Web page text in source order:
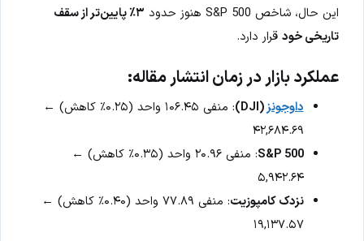
این حال، شاخص S&P 500 هنوز حدود
۳٪ پایین‌تر از سقف
تاریخی خود قرار دارد.
عملکرد بازار در زمان انتشار مقاله:
داوجونز(DJI)
: منفی ۱۰۶.۴۵ واحد (۰.۲۵٪ کاهش) ←
۴۲,۶۸۴.۶۹
S&P 500
: منفی ۲۰.۹۶ واحد (۰.۳۵٪ کاهش) ←
۵,۹۴۲.۶۴
نزدک کامپوزیت
: منفی ۷۷.۸۹ واحد (۰.۴۰٪ کاهش) ←
۱۹,۱۳۷.۵۷